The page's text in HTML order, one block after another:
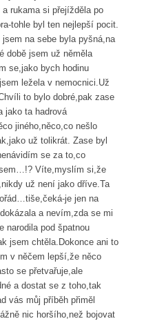
rukama si přejížděla po
tohle byl ten nejlepší pocit.
na sebe byla pyšná,na
době jsem už něměla
se,jako bych hodinu
ležela v nemocnici.Už
to bylo dobré,pak zase
jako ta hadrová
jiného,něco,co nešlo
už tolikrát. Zase byl
se za to,co
Víte,myslím si,že
už není jako dříve.Ta
je jen na
a nevím,zda se mi
narodila pod špatnou
jsem chtěla.Dokonce ani to
v něčem lepší,že něco
se přetvařuje,ale
a dostat se z toho,tak
vás můj příběh přiměl
nic horšího,než bojovat